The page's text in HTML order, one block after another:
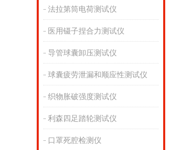
法拉第筒电荷测试仪
医用镊子捏合力测试仪
导管球囊卸压测试仪
球囊疲劳泄漏和顺应性测试仪
织物胀破强度测试仪
利森四足踏轮测试仪
口罩死腔检测仪